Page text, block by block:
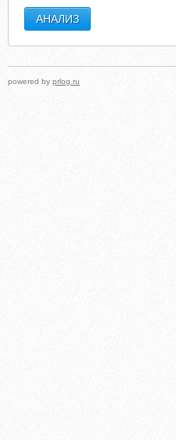
powered by prlog.ru